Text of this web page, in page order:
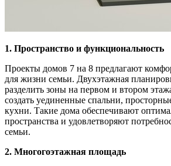
1. Пространство и функциональность
Проекты домов 7 на 8 предлагают
для жизни семьи. Двухэтажная
разделить зоны на первом и втором
создать уединенные спальни,
кухни. Такие дома обеспечивают
пространства и удовлетворяют
семьи.
2. Многогоэтажная площадь